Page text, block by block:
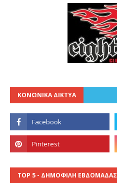
ΚΟΝΩΝΙΚΑ ΔΙΚΤΥΑ
TOP 5 - ΔΗΜΟΦΙΛΗ ΕΒΔΟΜΑΔΑΣ